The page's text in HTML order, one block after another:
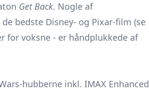
Get Back. Nogle af
bedste Disney- og Pixar-film (se
for voksne - er håndplukkede af
hubberne inkl. IMAX Enhanced